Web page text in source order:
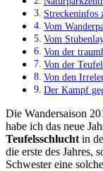
Streckeninfos
Vom
Vom
Von der
Von der
Von den
Der Kampf
Die Wandersaison
habe ich das neue
Teufelsschlucht in
die erste des Jahres,
Schwester eine